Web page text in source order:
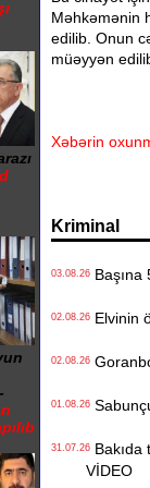
Məhkəmənin
edilib. Onun
müəyyən
Xəbərin
Kriminal
03.08.26Başına
02.08.26Elvinin
02.08.26
01.08.26
31.07.26Bakıda
VİDEO